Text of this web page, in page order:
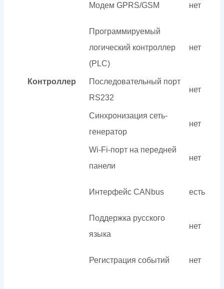
Контроллер
Модем GPRS/GSM нет
Программируемый
логический контроллер
(PLC)
нет
Последовательный порт
RS232
нет
Синхронизация сеть-
генератор
нет
Wi-Fi-порт на передней
панели
нет
Интерфейс CANbus есть
Поддержка русского
языка
нет
Регистрация событий нет